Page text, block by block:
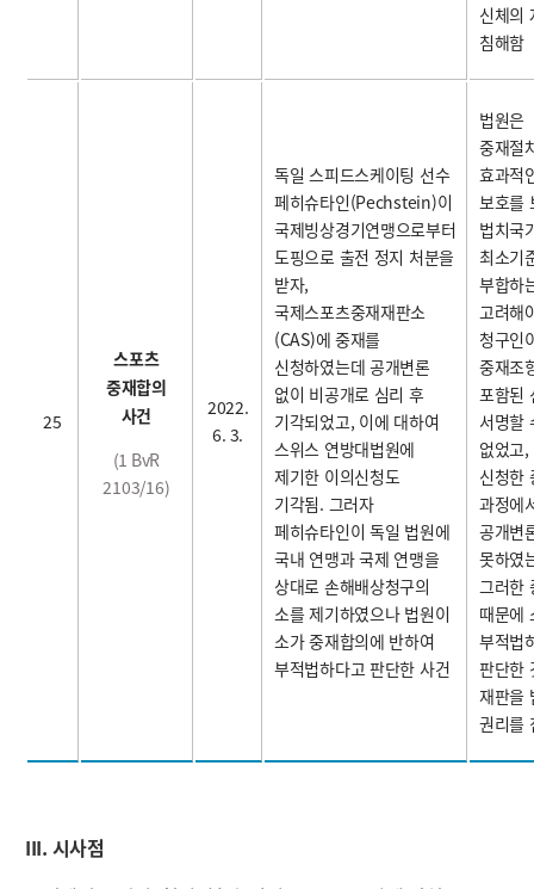
신체의
침해함
25
스포츠
중재합의
사건
(1 BvR
2103/16)
2022.
6. 3.
독일 스피드스케이팅 선수
페히슈타인(Pechstein)이
국제빙상경기연맹으로부터
도핑으로 출전 정지 처분을
받자,
국제스포츠중재재판소
(CAS)에 중재를
신청하였는데 공개변론
없이 비공개로 심리 후
기각되었고, 이에 대하여
스위스 연방대법원에
제기한 이의신청도
기각됨. 그러자
페히슈타인이 독일 법원에
국내 연맹과 국제 연맹을
상대로 손해배상청구의
소를 제기하였으나 법원이
소가 중재합의에 반하여
부적법하다고 판단한 사건
법원은
중재절
효과적
보호를
법치국
최소기
부합하
고려해
청구인
중재조
포함된
서명할
없었고
신청한
과정에
공개변
못하였
그러한
때문에
부적법
판단한
재판을
권리를
III. 시사점